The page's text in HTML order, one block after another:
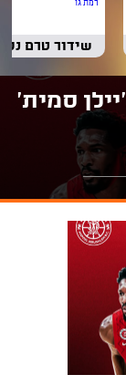
שידור טרם
סמית'